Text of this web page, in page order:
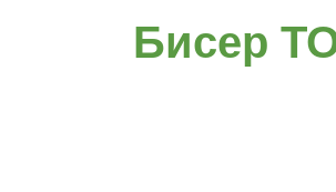
Бисер